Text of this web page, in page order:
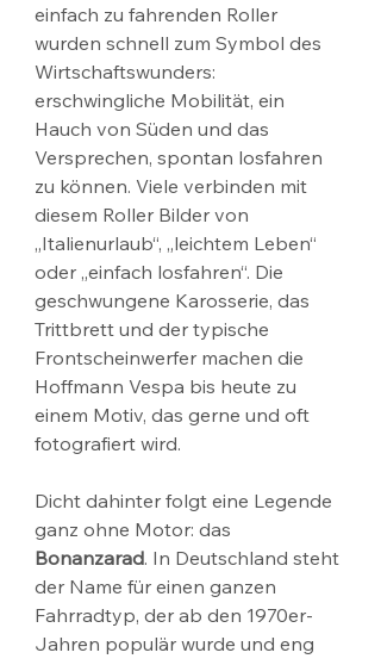
einfach zu fahrenden Roller
wurden schnell zum Symbol des
Wirtschaftswunders:
erschwingliche Mobilität, ein
Hauch von Süden und das
Versprechen, spontan losfahren
zu können. Viele verbinden mit
diesem Roller Bilder von
„Italienurlaub“, „leichtem Leben“
oder „einfach losfahren“. Die
geschwungene Karosserie, das
Trittbrett und der typische
Frontscheinwerfer machen die
Hoffmann Vespa bis heute zu
einem Motiv, das gerne und oft
fotografiert wird.
Dicht dahinter folgt eine Legende
ganz ohne Motor: das
Bonanzarad. In Deutschland steht
der Name für einen ganzen
Fahrradtyp, der ab den 1970er-
Jahren populär wurde und eng